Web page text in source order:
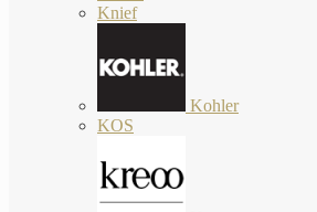
Knief
Kohler
KOS